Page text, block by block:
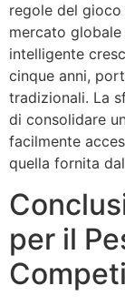
regole del
mercato
intelligente
cinque anni,
tradizionali. La
di consolidare
facilmente
quella fornita
per il